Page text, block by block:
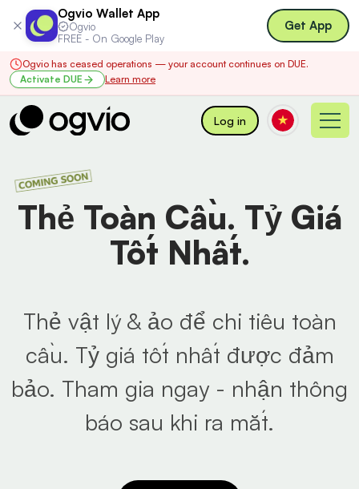
Ogvio has ceased operations — your account continues on DUE.
Activate DUE
Learn more
Ogvio Wallet App
Ogvio
FREE - On Google Play
Get App
Log in
Thẻ Toàn Cầu. Tỷ Giá
Tốt Nhất.
Thẻ vật lý & ảo để chi tiêu toàn
cầu. Tỷ giá tốt nhất được đảm
bảo. Tham gia ngay - nhận thông
báo sau khi ra mắt.